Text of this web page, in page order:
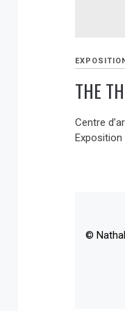
THE
Centre
Exposition
©